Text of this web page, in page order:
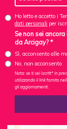
Ho letto e accetto i
dati personali per
Se non sei
da Arcigay? *
Sì, acconsento alle
No, non acconsento
Nota: se ti sei iscritt* in
utilizzando il link fornito
gli aggiornamenti.